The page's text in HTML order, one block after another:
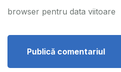
browser pentru data viitoare